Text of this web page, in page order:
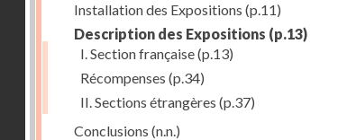
Installation des Expositions (p.11)
Description des Expositions (p.13)
I. Section française(p.13)
Récompenses (p.34)
II. Sections étrangères (p.37)
Conclusions (n.n.)